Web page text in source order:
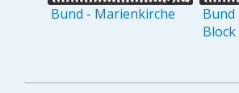
Bund - Marienkirche
Bund
Block